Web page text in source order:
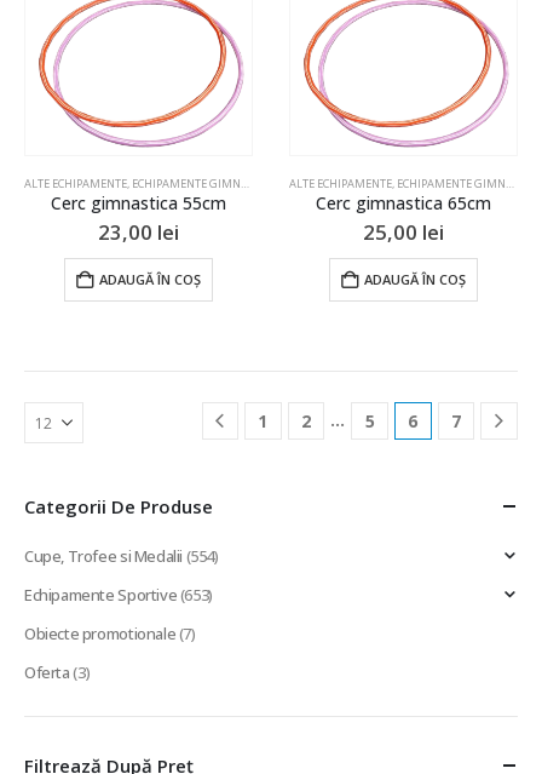
ALTE ECHIPAMENTE, ECHIPAMENTE GIMNASTICA GIMNASTICA,SPORT PENTRU COPII
Cerc gimnastica 55cm
23,00 lei
ADAUGĂ ÎN COȘ
ALTE ECHIPAMENTE, ECHIPAMENTE GIMNASTICA
Cerc gimnastica 65cm
25,00 lei
ADAUGĂ ÎN COȘ
1 2 … 5 6 7
Categorii De Produse
Cupe, Trofee si Medalii (554)
Echipamente Sportive(653)
Obiecte promotionale(7)
Oferta(3)
Filtrează După Preț